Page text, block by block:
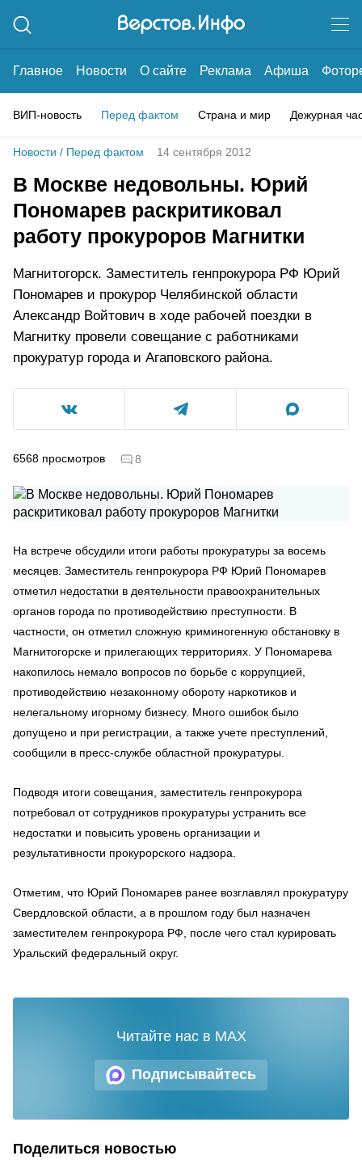
Главное Новости О сайте Реклама Афиша
ВИП-новость Перед фактом Страна и мир Дежурная
Новости / Перед фактом 14 сентября 2012
В Москве недовольны. Юрий
Пономарев раскритиковал
работу прокуроров Магнитки
Магнитогорск. Заместитель генпрокурора РФ Юрий
Пономарев и прокурор Челябинской области
Александр Войтович в ходе рабочей поездки в
Магнитку провели совещание с работниками
прокуратур города и Агаповского района.
6568 просмотров 8
На встрече обсудили итоги работы прокуратуры за восемь
месяцев. Заместитель генпрокурора РФ Юрий Пономарев
отметил недостатки в деятельности правоохранительных
органов города по противодействию преступности. В
частности, он отметил сложную криминогенную обстановку в
Магнитогорске и прилегающих территориях. У Пономарева
накопилось немало вопросов по борьбе с коррупцией,
противодействию незаконному обороту наркотиков и
нелегальному игорному бизнесу. Много ошибок было
допущено и при регистрации, а также учете преступлений,
сообщили в пресс-службе областной прокуратуры.
Подводя итоги совещания, заместитель генпрокурора
потребовал от сотрудников прокуратуры устранить все
недостатки и повысить уровень организации и
результативности прокурорского надзора.
Отметим, что Юрий Пономарев ранее возглавлял прокуратуру
Свердловской области, а в прошлом году был назначен
заместителем генпрокурора РФ, после чего стал курировать
Уральский федеральный округ.
Подписывайтесь
Читайте нас в MAX
Поделиться новостью